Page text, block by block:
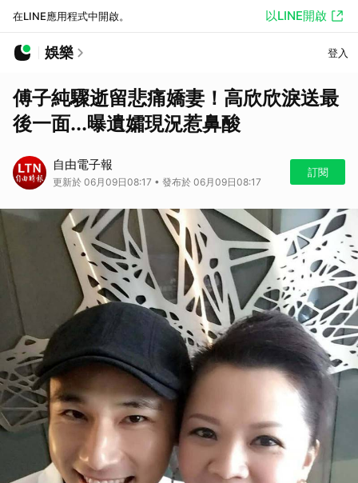
在LINE應用程式中開啟。 以LINE開啟
娛樂 登入
傅子純驟逝留悲痛嬌妻！高欣欣淚送最
後一面...曝遺孀現況惹鼻酸
自由電子報
更新於 06月09日08:17 • 發布於 06月09日08:17
訂閱